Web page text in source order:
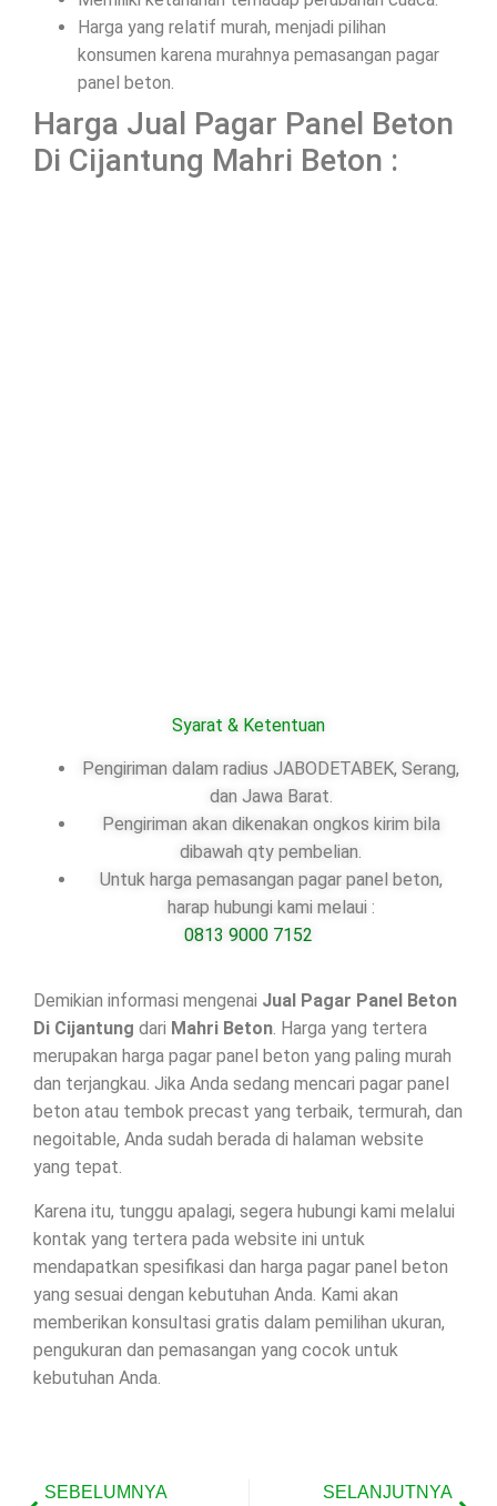
Harga yang relatif murah, menjadi pilihan
konsumen karena murahnya pemasangan pagar
panel beton.
Harga Jual Pagar Panel Beton
Di Cijantung Mahri Beton :
Syarat & Ketentuan
Pengiriman dalam radius JABODETABEK, Serang,
dan Jawa Barat.
Pengiriman akan dikenakan ongkos kirim bila
dibawah qty pembelian.
Untuk harga pemasangan pagar panel beton,
harap hubungi kami melaui :
0813 9000 7152
Demikian informasi mengenai Jual Pagar Panel Beton
Di Cijantung dari Mahri Beton. Harga yang tertera
merupakan harga pagar panel beton yang paling murah
dan terjangkau. Jika Anda sedang mencari pagar panel
beton atau tembok precast yang terbaik, termurah, dan
negoitable, Anda sudah berada di halaman website
yang tepat.
Karena itu, tunggu apalagi, segera hubungi kami melalui
kontak yang tertera pada website ini untuk
mendapatkan spesifikasi dan harga pagar panel beton
yang sesuai dengan kebutuhan Anda. Kami akan
memberikan konsultasi gratis dalam pemilihan ukuran,
pengukuran dan pemasangan yang cocok untuk
kebutuhan Anda.
SEBELUMNYA SELANJUTNYA